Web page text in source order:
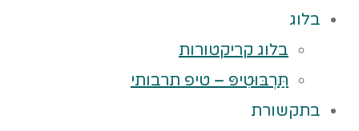
בלוג
בלוג קריקטורות
תַּרְבּוּטִיפּ – טיפ תרבותי
בתקשורת